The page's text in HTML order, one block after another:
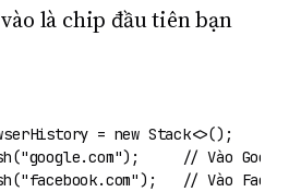
là chip đầu tiên bạn
= new Stack<>();
"google.com");
// Vào
"facebook.com" );
// Vào